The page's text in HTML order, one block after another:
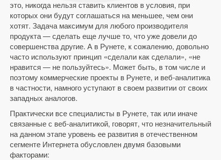
это, никогда нельзя ставить клиентов в условия, при
которых они будут соглашаться на меньшее, чем они
хотят. Задача максимум для любого производителя
продукта — сделать еще лучше то, что уже довели до
совершенства другие. А в Рунете, к сожалению, довольно
часто используют принцип «сделали как сделали», «не
нравится — не пользуйтесь». Может быть, в том числе и
поэтому коммерческие проекты в Рунете, и веб-аналитика
в частности, намного уступают в своем развитии от своих
западных аналогов.
Практически все специалисты в Рунете, так или иначе
связанные с веб-аналитикой, говорят, что незначительный
на данном этапе уровень ее развития в отечественном
сегменте Интернета обусловлен двумя базовыми
факторами: